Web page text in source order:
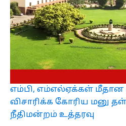
எம்பி, எம்எல்ஏக்கள் மீதான
விசாரிக்க கோரிய மனு
நீதிமன்றம் உத்தரவு